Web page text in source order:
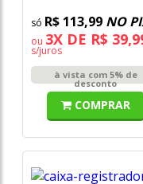
R$ 113,99 NO
ou 3X DE R$
s/juros
à vista com 5% de
desconto
COMPRAR